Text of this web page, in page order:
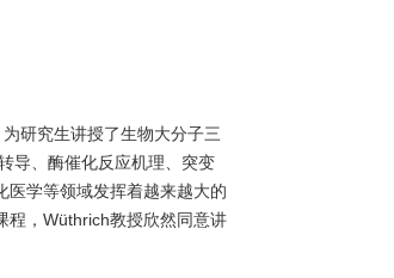
研究生讲授了生物大分子三
导、酶催化反应机理、突变
医学等领域发挥着越来越大的
程，Wüthrich教授欣然同意讲